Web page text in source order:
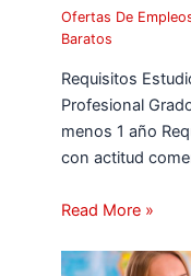
Ofertas De
Baratos
Requisitos
Profesional
menos 1 año
con actitud
Read More »